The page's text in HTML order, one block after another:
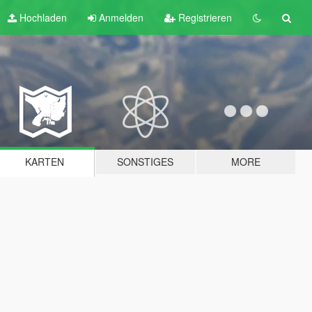
Hochladen Anmelden Registrieren
KARTEN SONSTIGES MORE